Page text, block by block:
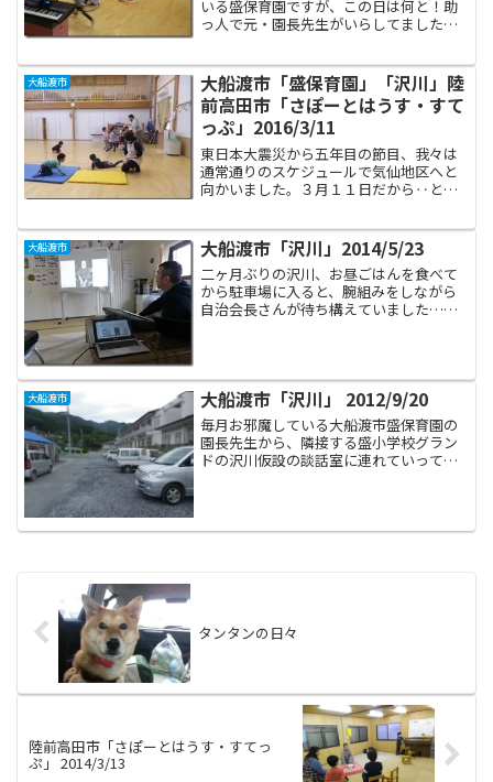
いる盛保育園ですが、この日は何と！助
っ人で元・園長先生がいらしてました。
生直後に、卒園式を敢行したというご苦
労がありま...
大船渡市
大船渡市「盛保育園」「沢川」陸
前高田市「さぽーとはうす・すて
っぷ」2016/3/11
東日本大震災から五年目の節目、我々は
通常通りのスケジュールで気仙地区へと
向かいました。３月１１日だから‥と
した。年長さんを送り出した盛保育園で
は、あと数日で進級という子...
大船渡市 大船渡市「沢川」2014/5/23
二ヶ月ぶりの沢川、お昼ごはんを食べて
から駐車場に入ると、腕組みをしながら
自治会長さんが待ち構えていました…タ
つもお散歩ありがとうご...
大船渡市 大船渡市「沢川」 2012/9/20
毎月お邪魔している大船渡市盛保育園の
園長先生から、隣接する盛小学校グラン
ドの沢川仮設の談話室に連れていっても
開始時間まで小学校のグラ...
タンタンの日々
陸前高田市「さぽーとはうす・すてっ
ぷ」 2014/3/13